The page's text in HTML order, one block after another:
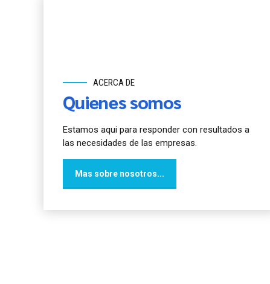
ACERCA DE
Quienes somos
Estamos aqui para responder con resultados a
las necesidades de las empresas.
Mas sobre nosotros...